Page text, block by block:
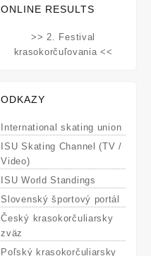
ONLINE RESULTS
>> 2. Festival
krasokorčuľovania <<
ODKAZY
International skating union
ISU Skating Channel (TV /
Video)
ISU World Standings
Slovenský športový portál
Český krasokorčuliarsky
zväz
Poľský krasokorčuliarsky